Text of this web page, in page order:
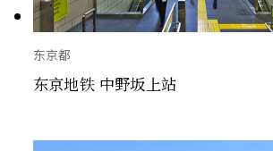
东京都
东京地铁 中野坂上站